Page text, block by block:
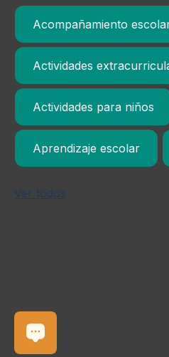
Acompañamiento
Actividades
Actividades para niños
Aprendizaje escolar
Ver todos